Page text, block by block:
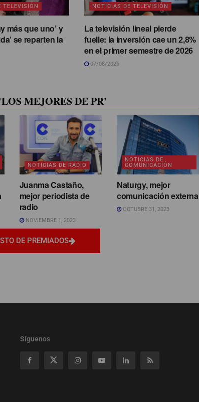
TELEVISIÓN
más que uno’ y
se reparten la
NOTICIAS DE TELEVISIÓN
La televisión lineal pierde
fuelle: la inversión cae un 2,8%
en el primer semestre de 2026
07/08/2026
MEJORES DE PR'
NOTICIAS DE RADIO
Juanma Castaño,
mejor periodista de
radio
NOVIEMBRE 1, 2023
NOTICIAS DE
COMUNICACIÓN
Naturgy, mejor
comunicación externa
OCTUBRE 31, 2023
DE PREMIADOS
Síguenos